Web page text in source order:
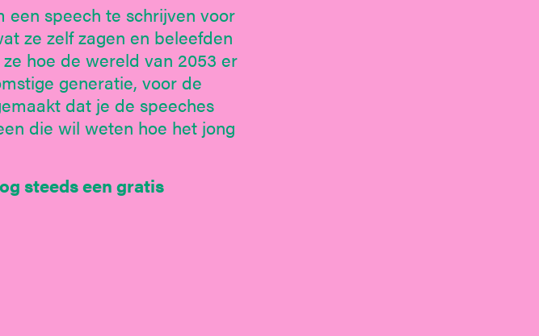
een speech te schrijven voor
ze zelf zagen en beleefden
hoe de wereld van 2053 er
generatie, voor de
dat je de speeches
die wil weten hoe het jong
steeds een gratis